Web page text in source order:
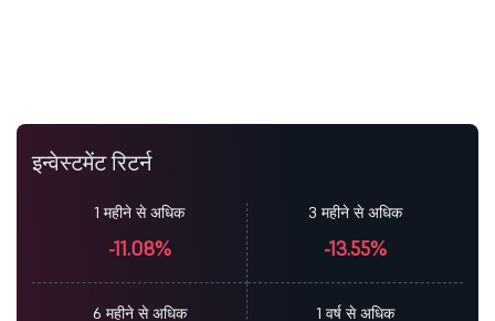
इन्वेस्टमेंट रिटर्न
1 महीने से अधिक
-11.08%
3 महीने से अधिक
-13.55%
6 महीने से अधिक 1 वर्ष से अधिक